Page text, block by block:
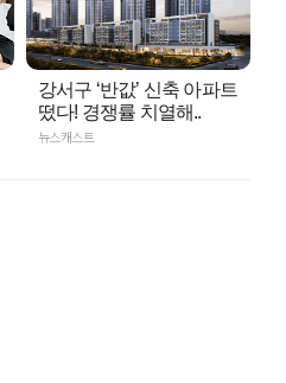
강서구 ‘반값’ 신축 아파트
떴다! 경쟁률 치열해..
뉴스캐스트